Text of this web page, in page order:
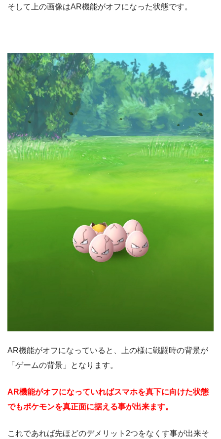
そして上の画像はAR機能がオフになった状態です。
AR機能がオフになっていると、上の様に戦闘時の背景が
「ゲームの背景」となります。
AR機能がオフになっていればスマホを真下に向けた状態
でもポケモンを真正面に据える事が出来ます。
これであれば先ほどのデメリット2つをなくす事が出来そ